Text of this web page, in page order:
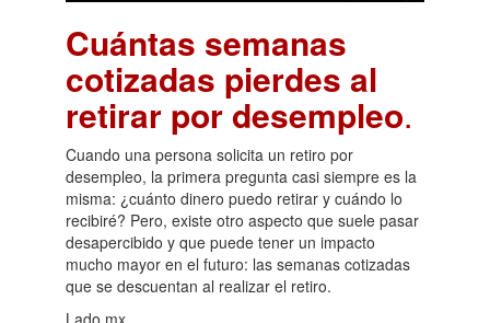
Cuántas semanas
cotizadas pierdes al
retirar por desempleo.
Cuando una persona solicita un retiro por
desempleo, la primera pregunta casi siempre es la
misma: ¿cuánto dinero puedo retirar y cuándo lo
recibiré? Pero, existe otro aspecto que suele pasar
desapercibido y que puede tener un impacto
mucho mayor en el futuro: las semanas cotizadas
que se descuentan al realizar el retiro.
Lado.mx